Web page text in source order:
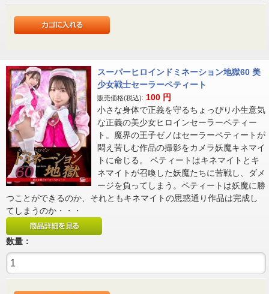
スーパーヒロインドミネーション地獄60 美
少女戦士セーラーペティート
販売価格(税込): 100 円
小さな身体で正義を守るちょっぴり小生意気
な正義の美少女ヒロインセーラーペティー
ト。魔界の王子ゼノはセーラーペティートが
悶え苦しむ作品の撮影をカメラ妖魔キネマイ
トに命じる。 ペティートはキネマイトとキ
ネマイトが召喚した妖魔たちに苦戦し、ダメ
ージを負ってしまう。ペティートは妖魔に勝
つことができるのか、それともキネマイトの思惑通り作品は完成し
てしまうのか・・・
数量：